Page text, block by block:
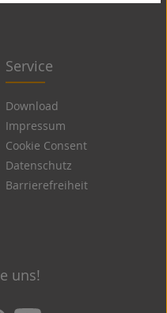
Service
Download
Impressum
Cookie Consent
Datenschutz
Barrierefreiheit
uns!